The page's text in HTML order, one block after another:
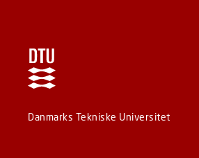
Danmarks Tekniske Universitet